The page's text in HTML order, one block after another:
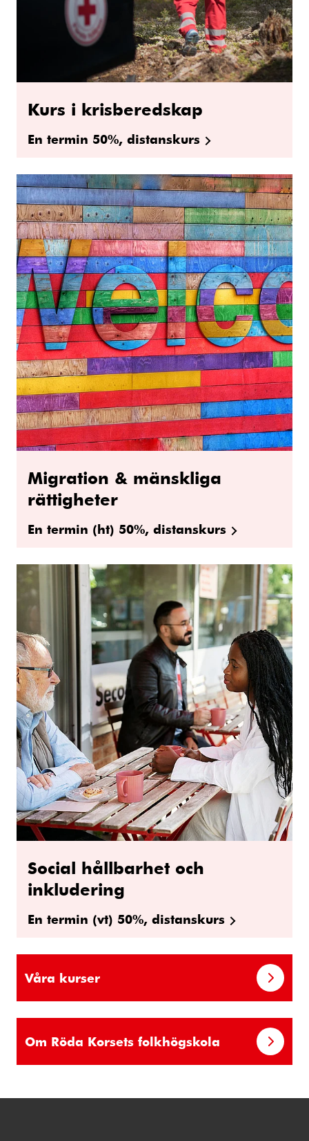
Kurs i krisberedskap
En termin 50%, distanskurs
Migration & mänskliga
rättigheter
En termin (ht) 50%, distanskurs
Social hållbarhet och
inkludering
En termin (vt) 50%, distanskurs
Våra kurser
Om Röda Korsets folkhögskola